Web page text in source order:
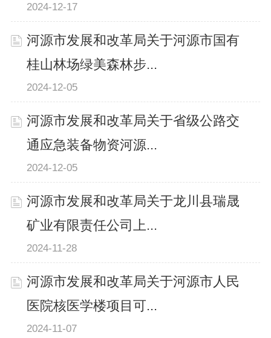
2024-12-17
河源市发展和改革局关于河源市国有
桂山林场绿美森林步...
2024-12-05
河源市发展和改革局关于省级公路交
通应急装备物资河源...
2024-12-05
河源市发展和改革局关于龙川县瑞晟
矿业有限责任公司上...
2024-11-28
河源市发展和改革局关于河源市人民
医院核医学楼项目可...
2024-11-07